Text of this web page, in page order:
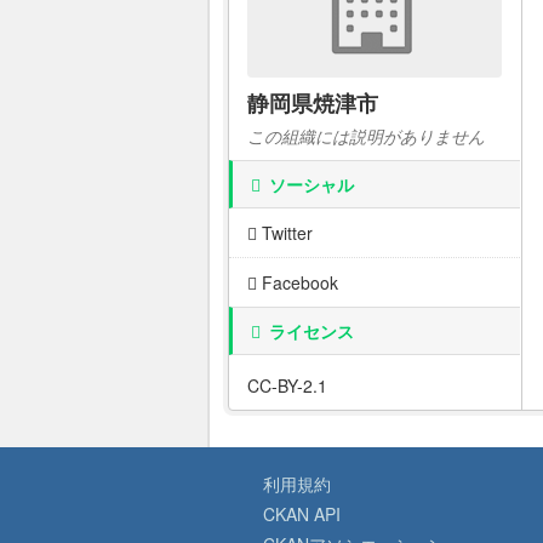
静岡県焼津市
この組織には説明がありません
ソーシャル
Twitter
Facebook
ライセンス
CC-BY-2.1
利用規約
CKAN API